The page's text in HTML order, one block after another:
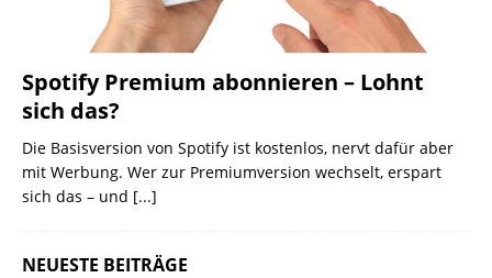
Spotify Premium abonnieren – Lohnt
sich das?
Die Basisversion von Spotify ist kostenlos, nervt dafür aber
mit Werbung. Wer zur Premiumversion wechselt, erspart
sich das – und [...]
NEUESTE BEITRÄGE